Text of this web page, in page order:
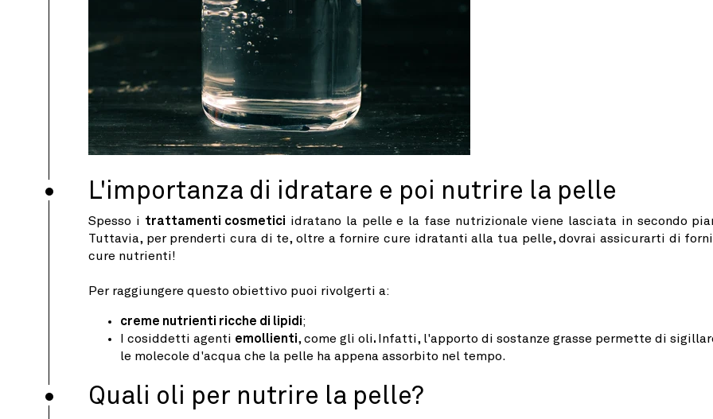
L'importanza di idratare e poi nutrire la pelle
Spesso i trattamenti cosmetici idratano la pelle e la fase nutrizionale viene lasciata in secondo
Tuttavia, per prenderti cura di te, oltre a fornire cure idratanti alla tua pelle, dovrai assicurarti di
cure nutrienti!
Per raggiungere questo obiettivo puoi rivolgerti a:
creme nutrienti ricche di lipidi;
I cosiddetti agenti emollienti, come gli oli. Infatti, l'apporto di sostanze grasse permette di
le molecole d'acqua che la pelle ha appena assorbito nel tempo.
Quali oli per nutrire la pelle?